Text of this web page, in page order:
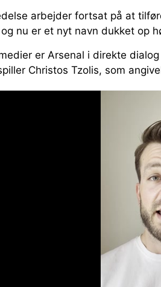
arbejder fortsat på at
nu er et nyt navn dukket op
er Arsenal i direkte
Christos Tzolis, som